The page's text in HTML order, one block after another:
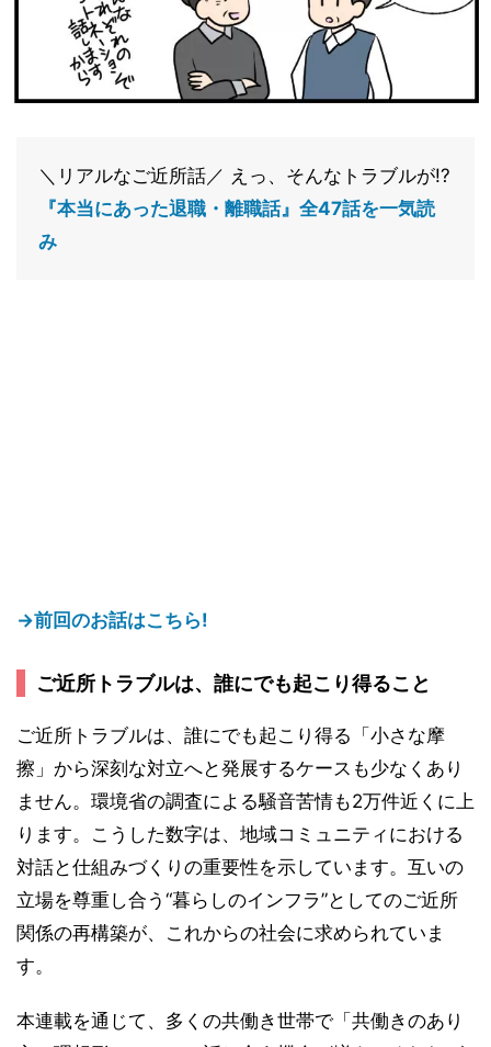
＼リアルなご近所話／ えっ、そんなトラブルが!?
『本当にあった退職・離職話』全47話を一気読
み
→前回のお話はこちら!
ご近所トラブルは、誰にでも起こり得ること
ご近所トラブルは、誰にでも起こり得る「小さな摩
擦」から深刻な対立へと発展するケースも少なくあり
ません。環境省の調査による騒音苦情も2万件近くに上
ります。こうした数字は、地域コミュニティにおける
対話と仕組みづくりの重要性を示しています。互いの
立場を尊重し合う“暮らしのインフラ”としてのご近所
関係の再構築が、これからの社会に求められていま
す。
本連載を通じて、多くの共働き世帯で「共働きのあり